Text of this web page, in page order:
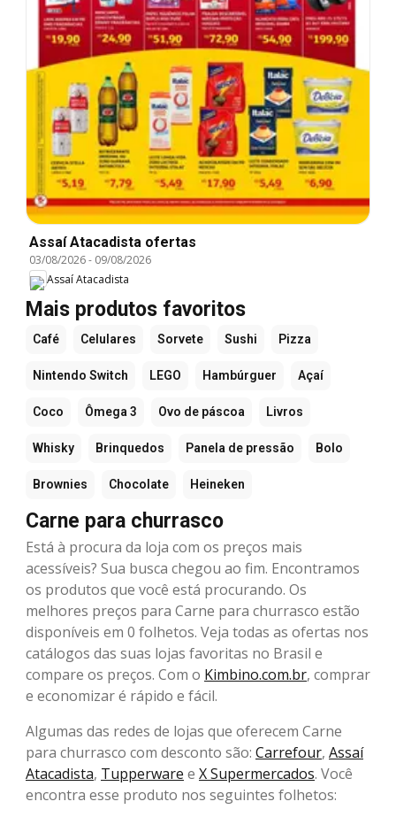
Assaí Atacadista ofertas
03/08/2026- 09/08/2026
Assaí Atacadista
Mais produtos favoritos
Café Celulares Sorvete Sushi Pizza
Nintendo Switch LEGO Hambúrguer Açaí
Coco Ômega 3 Ovo de páscoa Livros
Whisky Brinquedos Panela de pressão Bolo
Brownies Chocolate Heineken
Carne para churrasco
Está à procura da loja com os preços mais
acessíveis? Sua busca chegou ao fim. Encontramos
os produtos que você está procurando. Os
melhores preços para Carne para churrasco estão
disponíveis em 0 folhetos. Veja todas as ofertas nos
catálogos das suas lojas favoritas no Brasil e
compare os preços. Com o Kimbino.com.br, comprar
e economizar é rápido e fácil.
Algumas das redes de lojas que oferecem Carne
para churrasco com desconto são: Carrefour, Assaí
Atacadista, Tupperware e X Supermercados. Você
encontra esse produto nos seguintes folhetos: